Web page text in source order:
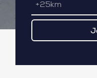
+25km